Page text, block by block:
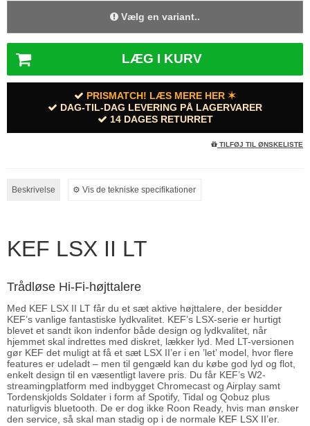
Vælg en variant..
LÆG I KURV
PRISMATCH! LÆS MERE HER ✶
DAG-TIL-DAG LEVERING PÅ LAGERVARER
14 DAGES RETURRET
TILFØJ TIL ØNSKELISTE
Beskrivelse ⚙︎ Vis de tekniske specifikationer
KEF LSX II LT
Trådløse Hi-Fi-højttalere
Med KEF LSX II LT får du et sæt aktive højttalere, der besidder
KEF’s vanlige fantastiske lydkvalitet. KEF’s LSX-serie er hurtigt
blevet et sandt ikon indenfor både design og lydkvalitet, når
hjemmet skal indrettes med diskret, lækker lyd. Med LT-versionen
gør KEF det muligt at få et sæt LSX II’er i en ’let’ model, hvor flere
features er udeladt – men til gengæld kan du købe god lyd og flot,
enkelt design til en væsentligt lavere pris. Du får KEF’s W2-
streamingplatform med indbygget Chromecast og Airplay samt
Tordenskjolds Soldater i form af Spotify, Tidal og Qobuz plus
naturligvis bluetooth. De er dog ikke Roon Ready, hvis man ønsker
den service, så skal man stadig op i de normale KEF LSX II’er.